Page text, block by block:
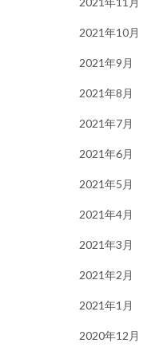
2021年10月
2021年9月
2021年8月
2021年7月
2021年6月
2021年5月
2021年4月
2021年3月
2021年2月
2021年1月
2020年12月